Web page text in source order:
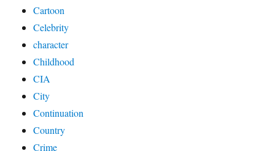
Cartoon
Celebrity
character
Childhood
CIA
City
Continuation
Country
Crime